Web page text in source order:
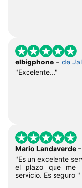
elbigphone - de
"Excelente..."
Mario Landaverde -
"Es un excelente
el plazo que me
servicio. Es seguro "